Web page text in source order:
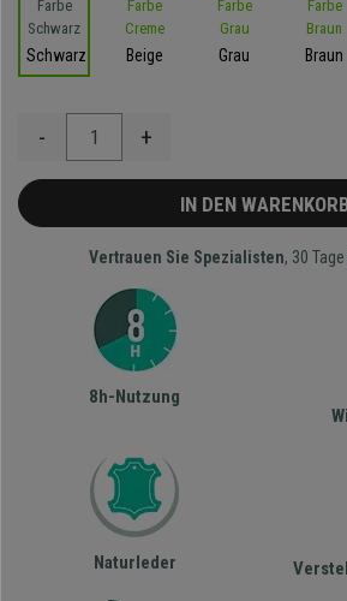
Schwarz Beige Grau Braun
- +
IN DEN
Vertrauen Sie Spezialisten, 30
8h-Nutzung
Naturleder